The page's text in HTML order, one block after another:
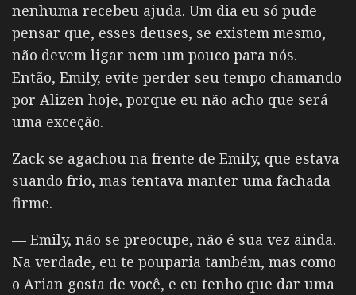
nenhuma recebeu ajuda. Um dia eu só pude
pensar que, esses deuses, se existem mesmo,
não devem ligar nem um pouco para nós.
Então, Emily, evite perder seu tempo chamando
por Alizen hoje, porque eu não acho que será
uma exceção.
Zack se agachou na frente de Emily, que estava
suando frio, mas tentava manter uma fachada
firme.
— Emily, não se preocupe, não é sua vez ainda.
Na verdade, eu te pouparia também, mas como
o Arian gosta de você, e eu tenho que dar uma